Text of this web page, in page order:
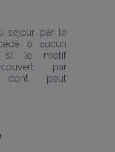
séjour par le
à aucun
si le motif
par
dont peut